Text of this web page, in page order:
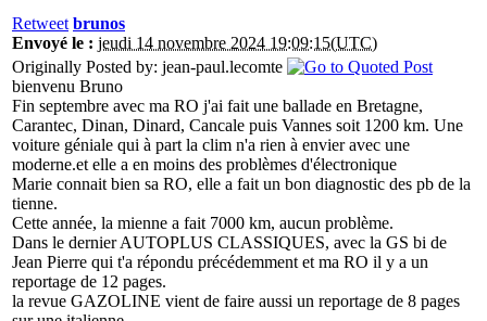
Retweet brunos
Envoyé le : jeudi 14 novembre 2024 19:09:15(UTC)
Originally Posted by: jean-paul.lecomte
bienvenu Bruno
Fin septembre avec ma RO j'ai fait une ballade en Bretagne,
Carantec, Dinan, Dinard, Cancale puis Vannes soit 1200 km. Une
voiture géniale qui à part la clim n'a rien à envier avec une
moderne.et elle a en moins des problèmes d'électronique
Marie connait bien sa RO, elle a fait un bon diagnostic des pb de la
tienne.
Cette année, la mienne a fait 7000 km, aucun problème.
Dans le dernier AUTOPLUS CLASSIQUES, avec la GS bi de
Jean Pierre qui t'a répondu précédemment et ma RO il y a un
reportage de 12 pages.
la revue GAZOLINE vient de faire aussi un reportage de 8 pages